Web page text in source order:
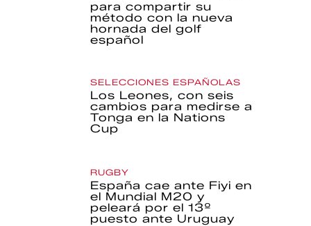
para compartir su
método con la nueva
hornada del golf
español
SELECCIONES ESPAÑOLAS
Los Leones, con seis
cambios para medirse a
Tonga en la Nations
Cup
RUGBY
España cae ante Fiyi en
el Mundial M20 y
peleará por el 13º
puesto ante Uruguay